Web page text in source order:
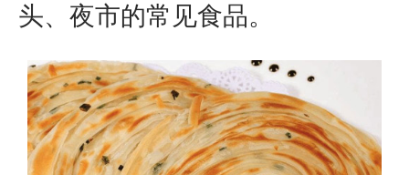
头、夜市的常见食品。